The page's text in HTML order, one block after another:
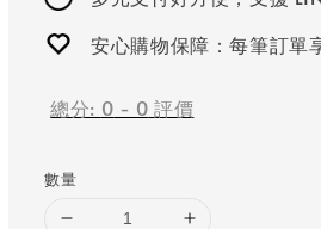
安心購物保障：每筆訂單
總分: 0 - 0 評價
數量